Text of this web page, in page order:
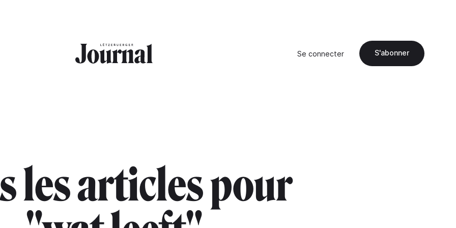
Se connecter S'abonner
les articles pour